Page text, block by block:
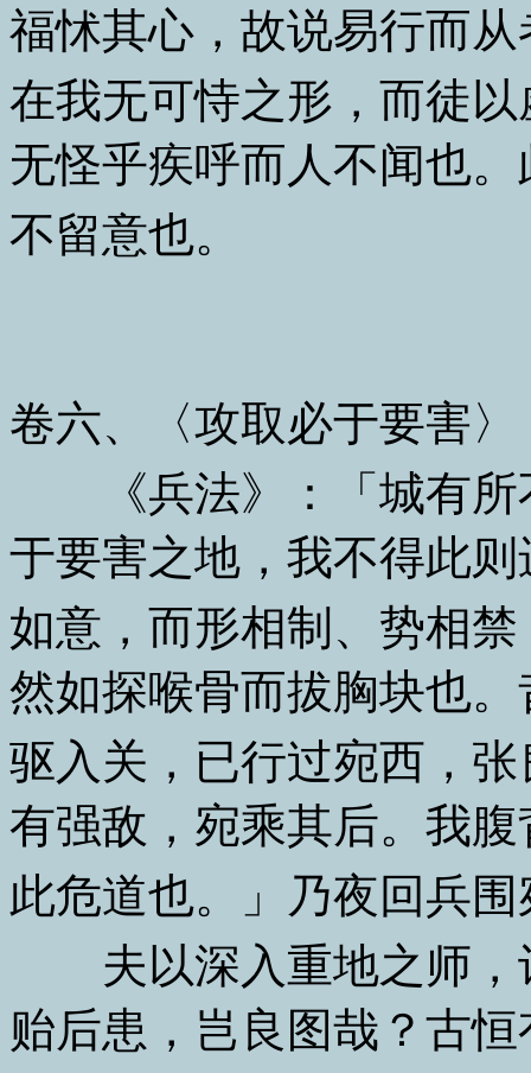
福怵其心，故说易行而
在我无可恃之形，而徒
无怪乎疾呼而人不闻也
不留意也。
卷六、〈攻取必于要害
《兵法》：「城有所
于要害之地，我不得此
如意，而形相制、势相
然如探喉骨而拔胸块也
驱入关，已行过宛西，
有强敌，宛乘其后。我
此危道也。」乃夜回兵
夫以深入重地之师，
贻后患，岂良图哉？古